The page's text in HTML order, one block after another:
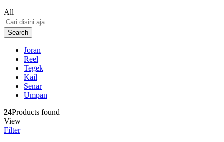
All
Search
Joran
Reel
Tegek
Kail
Senar
Umpan
24Products found
View
Filter